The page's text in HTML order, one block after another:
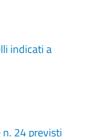
indicati a
24 previsti